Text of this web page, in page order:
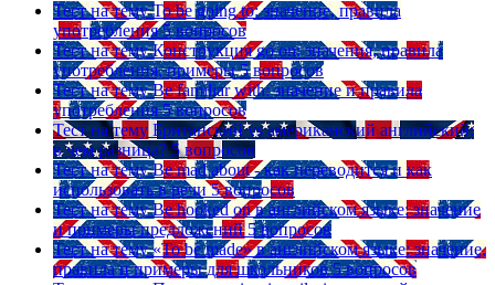
Тест на тему To be going to: значение, правила
употребления 5 вопросов
Тест на тему Конструкция go on: значения, правила
употребления, примеры 5 вопросов
Тест на тему Be familiar with: значение и правила
употребления 5 вопросов
Тест на тему Британский vs американский английский:
в чем разница? 5 вопросов
Тест на тему Be mad about - как переводится и как
использовать в речи 5 вопросов
Тест на тему Be hooked on в английском языке: значение
и примеры предложений 5 вопросов
Тест на тему «To be made» в английском языке: значение,
правила и примеры для школьников 5 вопросов